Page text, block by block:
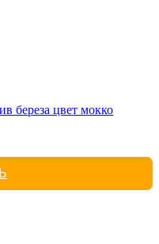
береза цвет мокко